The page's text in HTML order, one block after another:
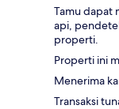
Tamu dapat
api,
properti.
Properti ini
Menerima
Transaksi